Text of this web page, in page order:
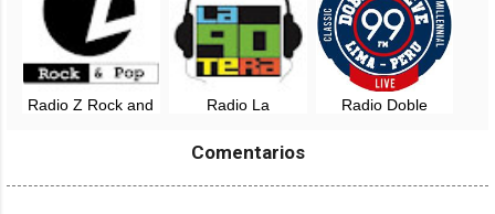
Radio Z Rock and
Radio La
Radio Doble
Comentarios